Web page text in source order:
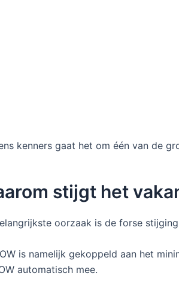
kenners gaat het om één van de
stijgt het
oorzaak is de forse
is namelijk gekoppeld aan het
automatisch mee.